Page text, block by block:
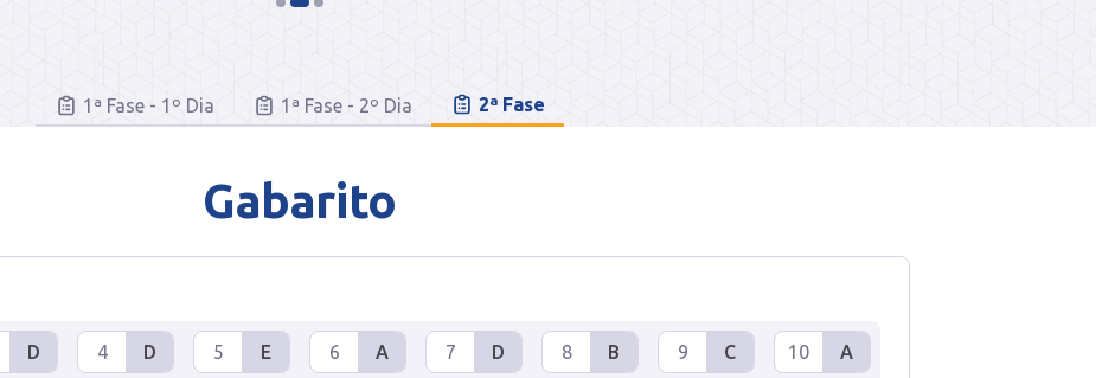
1ª Fase - 1º Dia 1ª Fase - 2º Dia 2ª Fase
Gabarito
D 4 D 5 E 6 A 7 D 8 B 9 C 10 A